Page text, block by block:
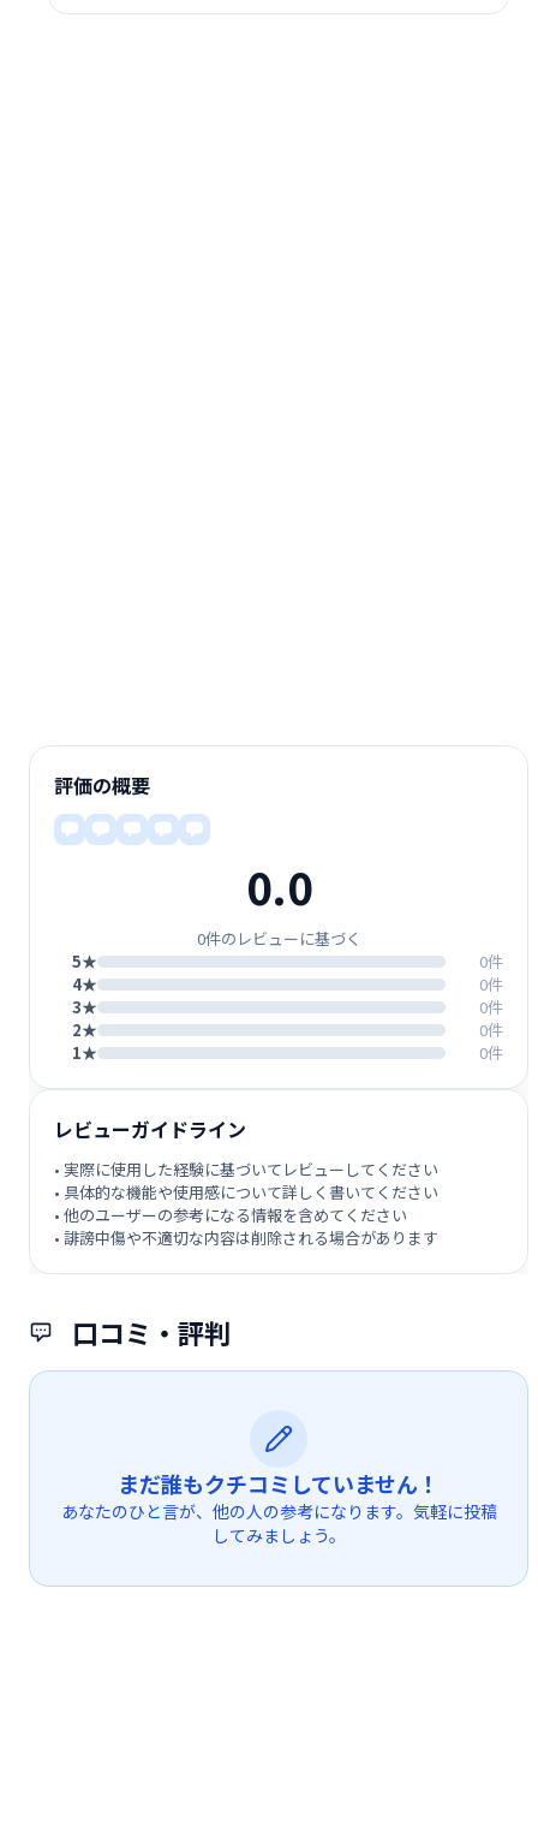
口コミ・評判
まだ誰もクチコミしていません！
あなたのひと言が、他の人の参考になります。気軽に投稿
してみましょう。
評価の概要
0.0
0件のレビューに基づく
5★
0件
4★
0件
3★
0件
2★
0件
1★
0件
レビューガイドライン
• 実際に使用した経験に基づいてレビューしてください
• 具体的な機能や使用感について詳しく書いてください
• 他のユーザーの参考になる情報を含めてください
• 誹謗中傷や不適切な内容は削除される場合があります